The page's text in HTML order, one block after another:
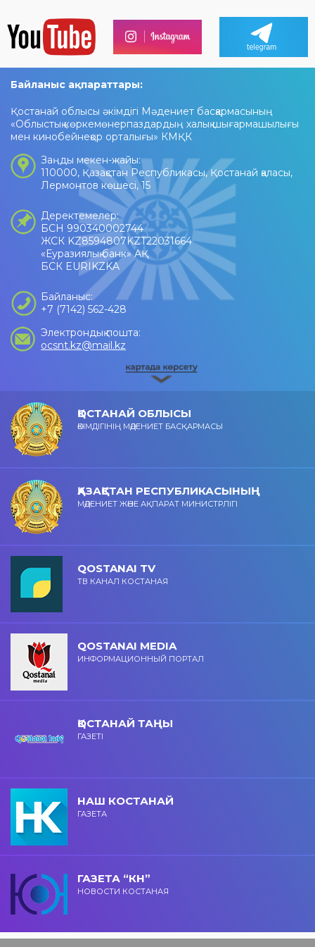
Байланыс ақпараттары:
Қостанай облысы әкімдігі Мәдениет басқармасының
«Облыстық көркемөнерпаздардың халық шығармашылығы
мен кинобейнеқор орталығы» КМҚК
Заңды мекен-жайы:
110000, Қазақстан Республикасы, Қостанай қаласы,
Лермонтов көшесі, 15
Деректемелер:
БСН 990340002744
ЖСК KZ8594807KZT22031664
«Еуразиялық банк» АҚ
БСК EURIKZKA
Байланыс:
+7 (7142) 562-428
Электрондық пошта:
ocsnt.kz@mail.kz
ҚОСТАНАЙ ОБЛЫСЫ
ӘКІМДІГІНІҢ МӘДЕНИЕТ БАСҚАРМАСЫ
ҚАЗАҚСТАН РЕСПУБЛИКАСЫНЫҢ
МӘДЕНИЕТ ЖӘНЕ АҚПАРАТ МИНИСТРЛІГІ
QOSTANAI TV
ТВ КАНАЛ КОСТАНАЯ
QOSTANAI MEDIA
ИНФОРМАЦИОННЫЙ ПОРТАЛ
ҚОСТАНАЙ ТАҢЫ
ГАЗЕТІ
НАШ КОСТАНАЙ
ГАЗЕТА
ГАЗЕТА “КН”
НОВОСТИ КОСТАНАЯ